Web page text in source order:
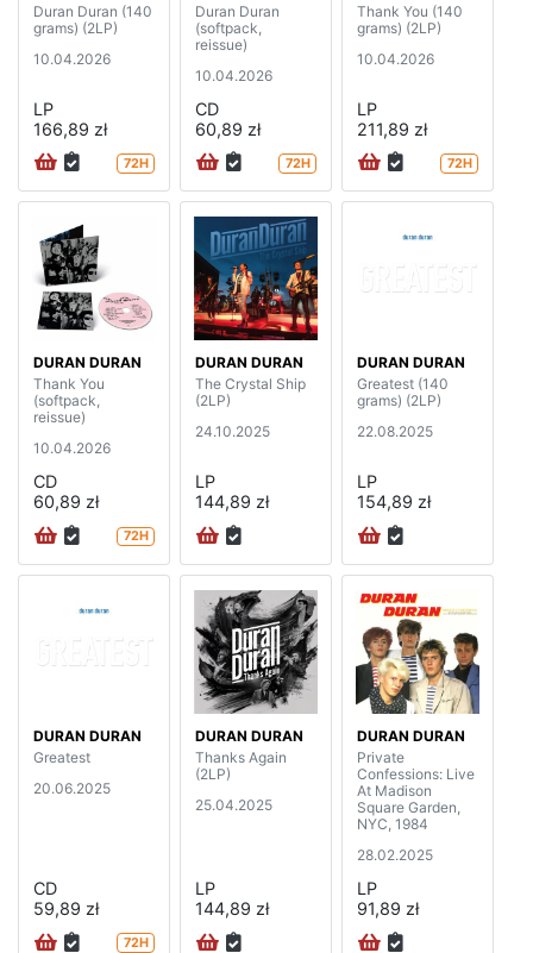
Duran Duran (140
grams) (2LP)
10.04.2026
LP
166,89 zł
72H
Duran Duran
(softpack,
reissue)
10.04.2026
CD
60,89 zł
72H
Thank You (140
grams) (2LP)
10.04.2026
LP
211,89 zł
72H
DURAN DURAN
Thank You
(softpack,
reissue)
10.04.2026
CD
60,89 zł
72H
DURAN DURAN
The Crystal Ship
(2LP)
24.10.2025
LP
144,89 zł
DURAN DURAN
Greatest (140
grams) (2LP)
22.08.2025
LP
154,89 zł
DURAN DURAN
Greatest
20.06.2025
CD
59,89 zł
72H
DURAN DURAN
Thanks Again
(2LP)
25.04.2025
LP
144,89 zł
DURAN DURAN
Private
Confessions: Live
At Madison
Square Garden,
NYC, 1984
28.02.2025
LP
91,89 zł